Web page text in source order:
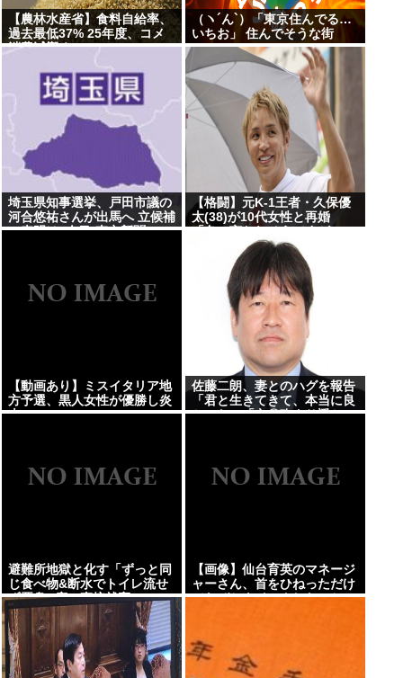
【農林水産省】食料自給率、
過去最低37% 25年度、コメ
消費減響く
（ヽ´ん`）「東京住んでる…
いちお」 住んでそうな街
埼玉県知事選挙、戸田市議の
河合悠祐さんが出馬へ 立候補
の表明は1人目:東京新聞
【格闘】元K-1王者・久保優
太(38)が10代女性と再婚
「色々言われそうですが…」
【動画あり】ミスイタリア地
方予選、黒人女性が優勝し炎
上
佐藤二朗、妻とのハグを報告
「君と生きてきて、本当に良
かった」「文〇砲より遥かに
避難所地獄と化す「ずっと同
じ食べ物&断水でトイレ流せ
ず悪臭&床に直接就寝&コロ
ナ感染」
【画像】仙台育英のマネージ
ャーさん、首をひねっただけ
でなぜかウインクしたことに